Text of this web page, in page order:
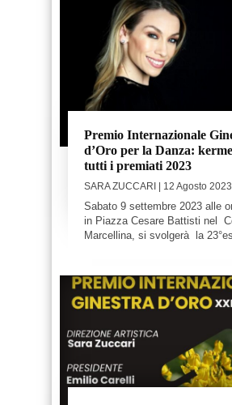
Premio Internazionale
d’Oro per la Danza:
tutti i premiati 2023
SARA ZUCCARI | 12 Agosto 2023
Sabato 9 settembre 2023 alle
in Piazza Cesare Battisti nel
Marcellina, si svolgerà la